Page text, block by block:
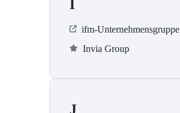
I
ifm-Unternehmensgruppe
Invia Group
J